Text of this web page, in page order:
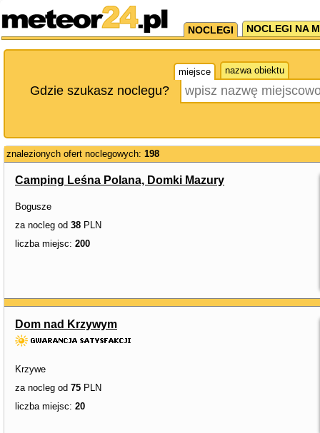
NOCLEGI NOCLEGI NA
miejsce nazwa obiektu
Gdzie szukasz noclegu?
znalezionych ofert noclegowych: 198
Camping Leśna Polana, Domki Mazury
Bogusze
za nocleg od 38 PLN
liczba miejsc: 200
Dom nad Krzywym
Krzywe
za nocleg od 75 PLN
liczba miejsc: 20